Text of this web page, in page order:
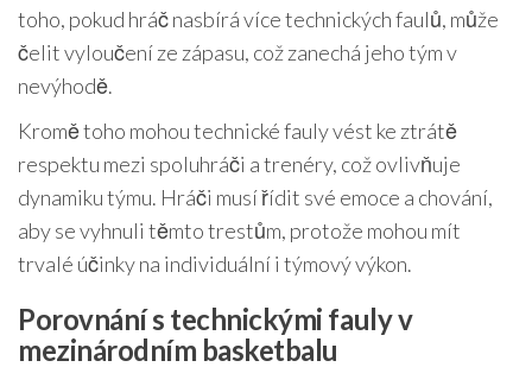
toho, pokud hráč nasbírá více technických faulů, může
čelit vyloučení ze zápasu, což zanechá jeho tým v
nevýhodě.
Kromě toho mohou technické fauly vést ke ztrátě
respektu mezi spoluhráči a trenéry, což ovlivňuje
dynamiku týmu. Hráči musí řídit své emoce a chování,
aby se vyhnuli těmto trestům, protože mohou mít
trvalé účinky na individuální i týmový výkon.
Porovnání s technickými fauly v
mezinárodním basketbalu